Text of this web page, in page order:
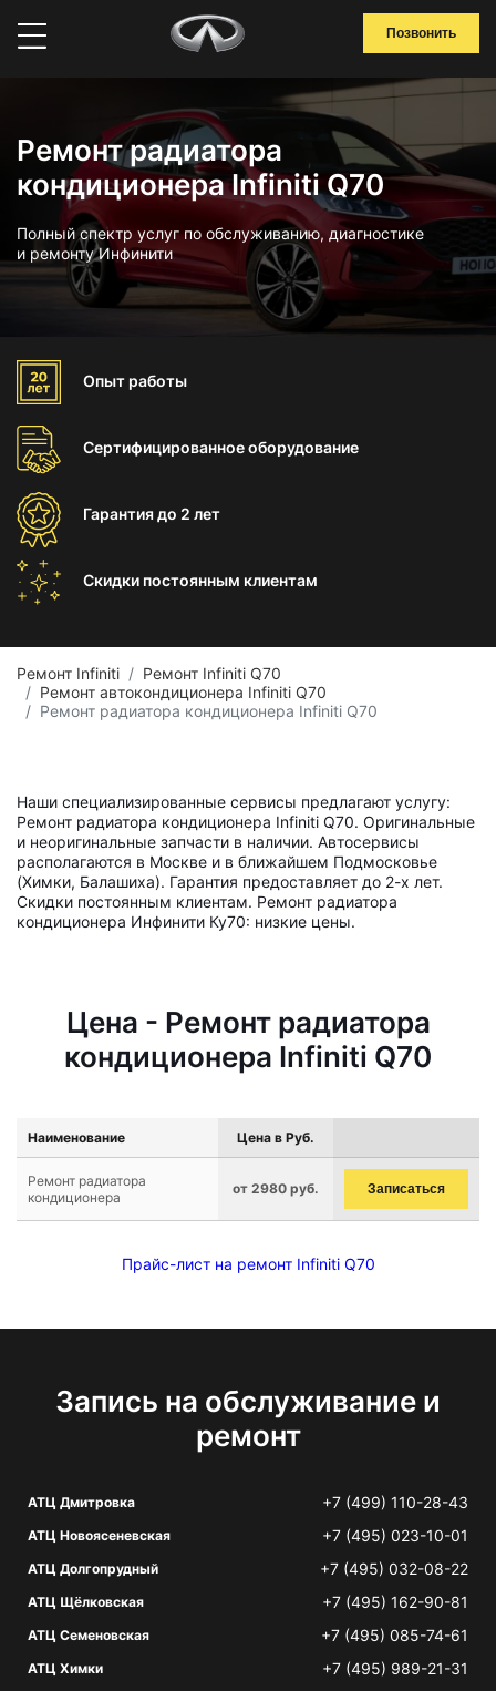
Позвонить
Ремонт радиатора
кондиционера Infiniti Q70
Полный спектр услуг по обслуживанию, диагностике
и ремонту Инфинити
Опыт работы
Сертифицированноеоборудование
Гарантиядо 2 лет
Скидки постоянным клиентам
Ремонт Infiniti
Ремонт Infiniti Q70
Ремонт автокондиционера Infiniti Q70
Ремонт радиатора кондиционера Infiniti Q70
Наши специализированные сервисы предлагают услугу:
Ремонт радиатора кондиционера Infiniti Q70. Оригинальные
и неоригинальные запчасти в наличии. Автосервисы
располагаются в Москве и в ближайшем Подмосковье
(Химки, Балашиха). Гарантия предоставляет до 2-х лет.
Скидки постоянным клиентам. Ремонт радиатора
кондиционера Инфинити Ку70: низкие цены.
Цена - Ремонт радиатора
кондиционера Infiniti Q70
Наименование Цена в Руб.
Ремонт радиатора
кондиционера
от 2980 руб. Записаться
Прайс-лист на ремонт Infiniti Q70
Запись на обслуживание и
ремонт
АТЦ Дмитровка +7 (499) 110-28-43
АТЦ Новоясеневская +7 (495) 023-10-01
АТЦ Долгопрудный +7 (495) 032-08-22
АТЦ Щёлковская +7 (495) 162-90-81
АТЦ Семеновская +7 (495) 085-74-61
АТЦ Химки +7 (495) 989-21-31